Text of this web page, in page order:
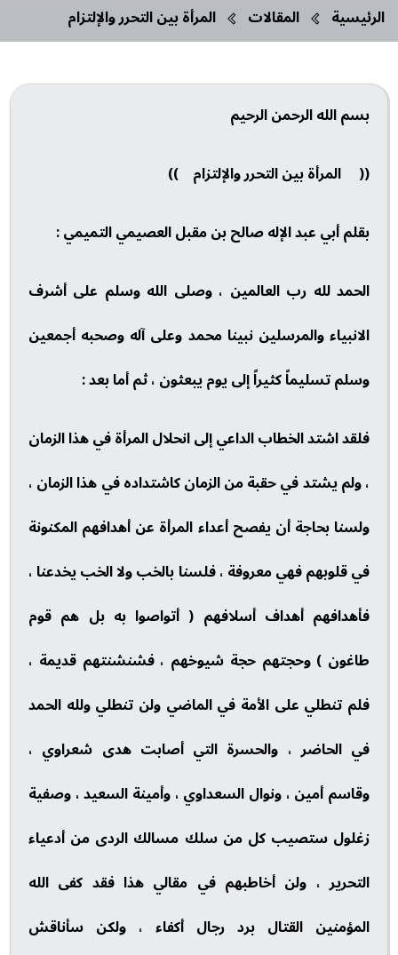
الرئيسية المقالات المرأة بين التحرر والإلتزام
بسم الله الرحمن الرحيم
(( المرأة بين التحرر والإلتزام ))
بقلم أبي عبد الإله صالح بن مقبل العصيمي التميمي :
الحمد لله رب العالمين ، وصلى الله وسلم على أشرف
الانبياء والمرسلين نبينا محمد وعلى آله وصحبه أجمعين
وسلم تسليماً كثيراً إلى يوم يبعثون ، ثم أما بعد :
فلقد اشتد الخطاب الداعي إلى انحلال المرأة في هذا الزمان
، ولم يشتد في حقبة من الزمان كاشتداده في هذا الزمان ،
ولسنا بحاجة أن يفصح أعداء المرأة عن أهدافهم المكنونة
في قلوبهم فهي معروفة ، فلسنا بالخب ولا الخب يخدعنا ،
فأهدافهم أهداف أسلافهم ( أتواصوا به بل هم قوم
طاغون ) وحجتهم حجة شيوخهم ، فشنشنتهم قديمة ،
فلم تنطلي على الأمة في الماضي ولن تنطلي ولله الحمد
في الحاضر ، والحسرة التي أصابت هدى شعراوي ،
وقاسم أمين ، ونوال السعداوي ، وأمينة السعيد ، وصفية
زغلول ستصيب كل من سلك مسالك الردى من أدعياء
التحرير ، ولن أخاطبهم في مقالي هذا فقد كفى الله
المؤمنين القتال برد رجال أكفاء ، ولكن سأناقش